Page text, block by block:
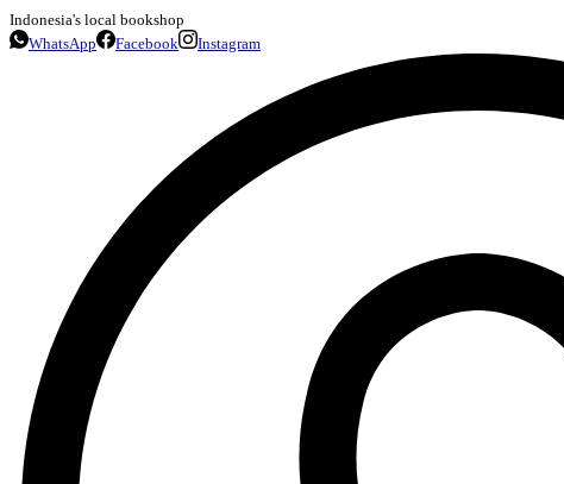
Indonesia's local bookshop
WhatsApp
Facebook Instagram